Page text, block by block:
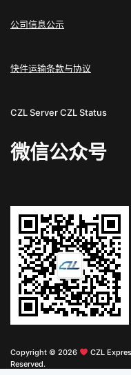
公司信息公示
快件运输条款与协议
CZL ServerCZL Status
微信公众号
Copyright © 2026
CZL
Reserved.